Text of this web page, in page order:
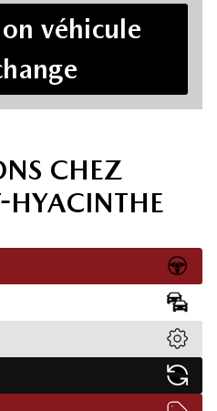
véhicule
CHEZ
HYACINTHE